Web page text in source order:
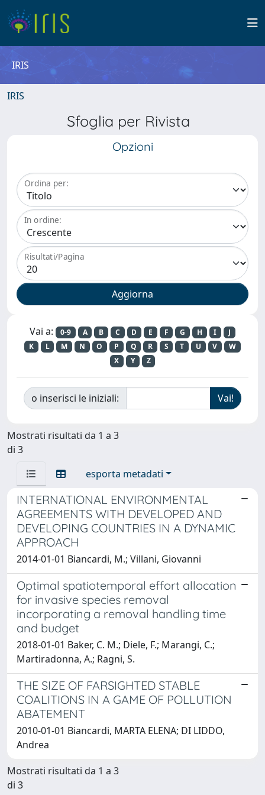
IRIS
IRIS
Sfoglia per Rivista
Opzioni
Ordina per:
In ordine:
Risultati/Pagina
Vai a: 0-9 A B C D E F G H I
J
K
L M N O P Q R S T U V
W
X
Y Z
o inserisci le iniziali:
Mostrati risultati da 1 a 3
di 3
esporta metadati
INTERNATIONAL ENVIRONMENTAL
AGREEMENTS WITH DEVELOPED AND
DEVELOPING COUNTRIES IN A DYNAMIC
APPROACH
2014-01-01 Biancardi, M.; Villani, Giovanni
Optimal spatiotemporal effort allocation
for invasive species removal
incorporating a removal handling time
and budget
2018-01-01 Baker, C. M.; Diele, F.; Marangi, C.;
Martiradonna, A.; Ragni, S.
THE SIZE OF FARSIGHTED STABLE
COALITIONS IN A GAME OF POLLUTION
ABATEMENT
2010-01-01 Biancardi, MARTA ELENA; DI LIDDO,
Andrea
Mostrati risultati da 1 a 3
di 3